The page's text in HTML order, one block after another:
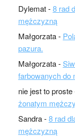
Dylemat-8 rad
mężczyzną
Małgorzata-
pazura.
Małgorzata-
farbowanych do
nie jest to proste
żonatym
Sandra-8 rad
mężczyzną